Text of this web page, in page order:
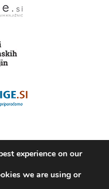
experience on our
we are using or